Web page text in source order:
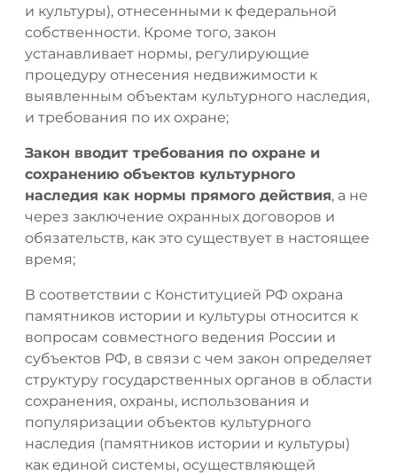
и культуры), отнесенными к федеральной
собственности. Кроме того, закон
устанавливает нормы, регулирующие
процедуру отнесения недвижимости к
выявленным объектам культурного наследия,
и требования по их охране;
Закон вводит требования по охране и
сохранению объектов культурного
наследия как нормы прямого действия, а не
через заключение охранных договоров и
обязательств, как это существует в настоящее
время;
В соответствии с Конституцией РФ охрана
памятников истории и культуры относится к
вопросам совместного ведения России и
субъектов РФ, в связи с чем закон определяет
структуру государственных органов в области
сохранения, охраны, использования и
популяризации объектов культурного
наследия (памятников истории и культуры)
как единой системы, осуществляющей